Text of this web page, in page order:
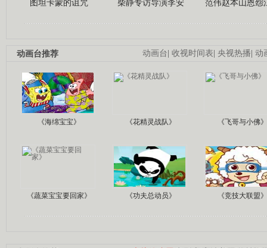
图坦卡蒙的诅咒 柴静专访导演李安 范伟赵本山恩怨
动画台 收视时间表 央视热播 动
动画台推荐
《海绵宝宝》 《花精灵战队》 《飞哥与小佛》
《蔬菜宝宝要回家》 《功夫总动员》 《竞技大联盟》